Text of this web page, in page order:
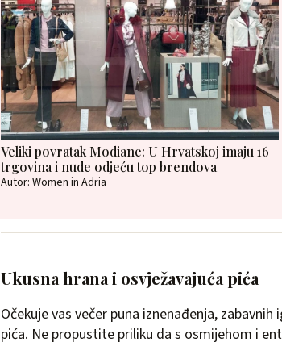
Veliki povratak Modiane: U Hrvatskoj imaju 16
trgovina i nude odjeću top brendova
Autor: Women in Adria
Ukusna hrana i osvježavajuća pića
Očekuje vas večer puna iznenađenja,
pića. Ne propustite priliku da s osmijehom i